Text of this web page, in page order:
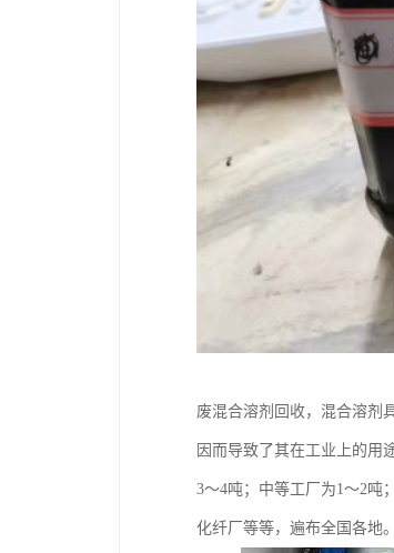
废混合溶剂回收，混合溶剂
因而导致了其在工业上的用
3～4吨；中等工厂为1～2吨
化纤厂等等，遍布全国各地。